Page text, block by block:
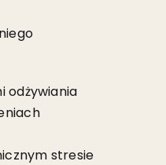
odżywiania
stresie